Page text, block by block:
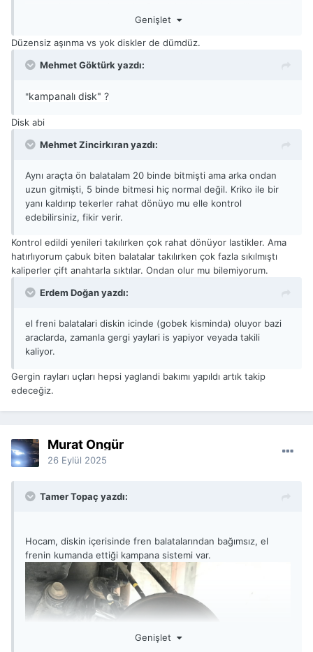
zamanla paslanır kilitlenir. Bu da erken balata bitmesine
Fren hortumlarında kırılma/bükülme, kaliper
kilitlenmesi, kaliper pimlerinin kuruması/kilitlenmesi,
Genişlet
Düzensiz aşınma vs yok diskler de dümdüz.
Mehmet Göktürk yazdı:
"kampanalı disk" ?
Disk abi
Mehmet Zincirkıran yazdı:
Aynı araçta ön balatalam 20 binde bitmişti ama arka ondan
uzun gitmişti, 5 binde bitmesi hiç normal değil. Kriko ile bir
yanı kaldırıp tekerler rahat dönüyo mu elle kontrol
edebilirsiniz, fikir verir.
Kontrol edildi yenileri takılırken çok rahat dönüyor lastikler. Ama
hatırlıyorum çabuk biten balatalar takılırken çok fazla sıkılmıştı
kaliperler çift anahtarla sıktılar. Ondan olur mu bilemiyorum.
Erdem Doğan yazdı:
el freni balatalari diskin icinde (gobek kisminda) oluyor bazi
araclarda, zamanla gergi yaylari is yapiyor veyada takili
kaliyor.
Gergin rayları uçları hepsi yaglandi bakımı yapıldı artık takip
edeceğiz.
Murat Öngür
26 Eylül 2025
Tamer Topaç yazdı:
Hocam, diskin içerisinde fren balatalarından bağımsız, el
frenin kumanda ettiği kampana sistemi var.
Genişlet